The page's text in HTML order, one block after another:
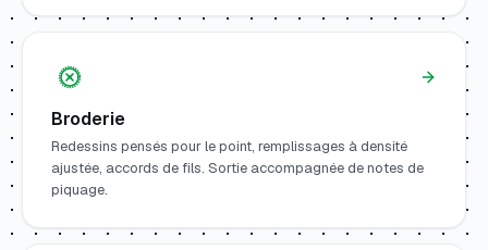
Broderie
Redessins pensés pour le point, remplissages à densité
ajustée, accords de fils. Sortie accompagnée de notes de
piquage.